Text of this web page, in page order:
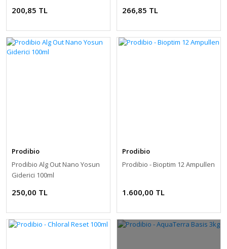
200,85 TL 266,85 TL
Prodibio
Prodibio Alg Out Nano Yosun
Giderici 100ml
250,00 TL
Prodibio
Prodibio - Bioptim 12 Ampullen
1.600,00 TL